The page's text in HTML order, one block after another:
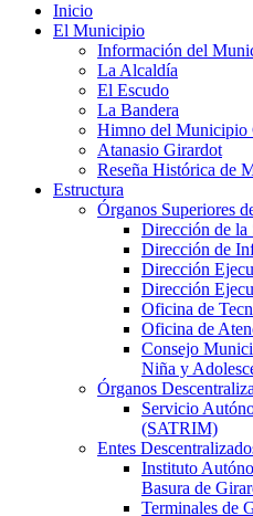
Inicio
El Municipio
Información del
La Alcaldía
El Escudo
La Bandera
Himno del Municipio
Atanasio Girardot
Reseña Histórica de
Estructura
Órganos Superiores
Dirección de la
Dirección de
Dirección
Dirección
Oficina de
Oficina de
Consejo
Niña y
Órganos
Servicio
(SATRIM)
Entes
Instituto
Basura de
Terminales de